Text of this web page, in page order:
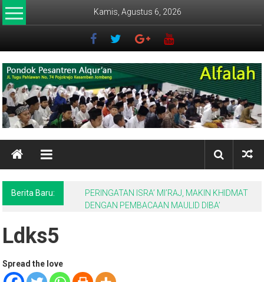
Lompat
ke
Kamis, Agustus 6, 2026
ALFALAH
Pondok
Alqur'an
Berita Baru:
PERINGATAN ISRA’ MI’RAJ, MAKIN KHIDMAT
DENGAN PEMBACAAN MAULID DIBA’
Ldks5
Spread the love